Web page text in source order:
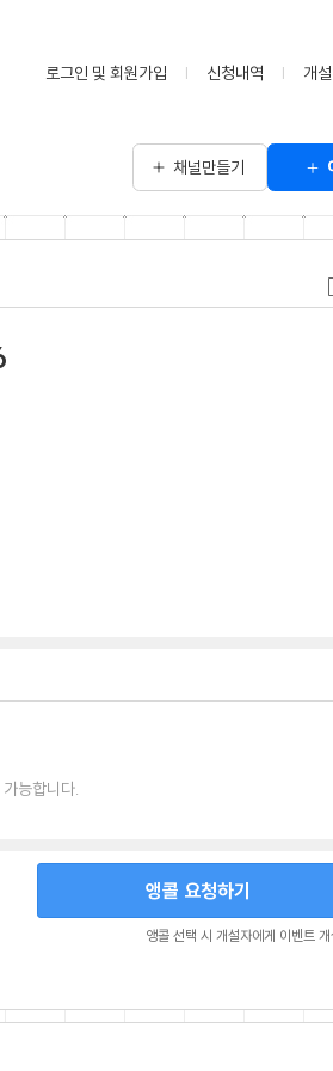
로그인 및 회원가입 신청내역 개
채널만들기
능합니다.
앵콜 요청하기
앵콜 선택 시 개설자에게 이벤트